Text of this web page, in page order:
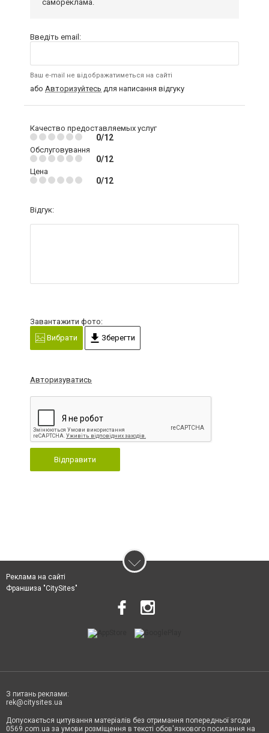
самореклама.
Введіть email:
Ваш e-mail не відображатиметься на сайті
або Авторизуйтесь для написання відгуку
Качество предоставляемых услуг
0/12
Обслуговування
0/12
Цена
0/12
Відгук:
Завантажити фото:
Вибрати
Зберегти
Авторизуватись
Відправити
Реклама на сайті
Франшиза "CitySites"
З питань реклами:
rek@citysites.ua
Допускається цитування матеріалів без отримання попередньої згоди
0569.com.ua за умови розміщення в тексті обов'язкового посилання на